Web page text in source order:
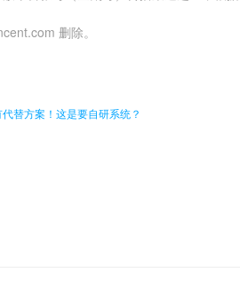
删除。
替方案！这是要自研系统？